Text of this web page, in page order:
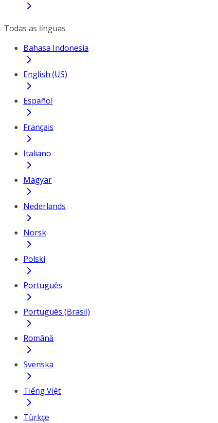
Todas as línguas
Bahasa Indonesia
English (US)
Español
Français
Italiano
Magyar
Nederlands
Norsk
Polski
Português
Português (Brasil)
Română
Svenska
Tiếng Việt
Türkçe